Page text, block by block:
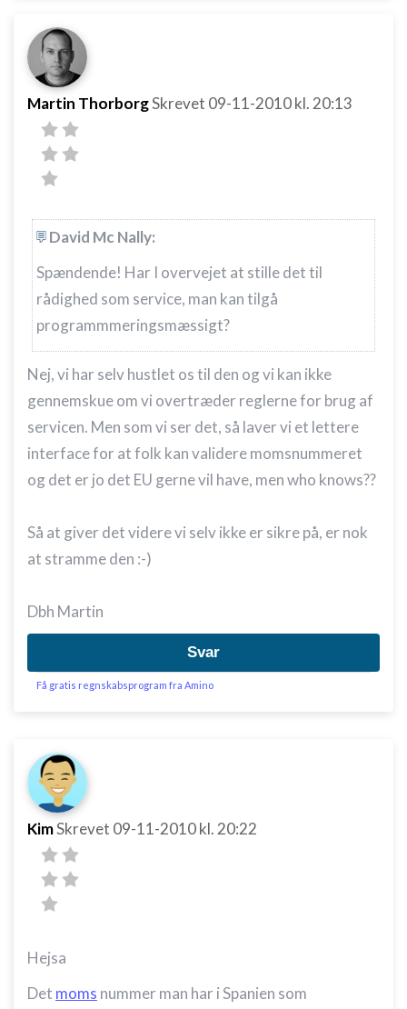
Martin ThorborgSkrevet 09-11-2010kl. 20:13
David Mc Nally:
Spændende! Har I overvejet at stille det til
rådighed som service, man kan tilgå
programmmeringsmæssigt?
Nej, vi har selv hustlet os til den og vi kan ikke
gennemskue om vi overtræder reglerne for brug af
servicen. Men som vi ser det, så laver vi et lettere
interface for at folk kan validere momsnummeret
og det er jo det EU gerne vil have, men who knows??
Så at giver det videre vi selv ikke er sikre på, er nok
at stramme den :-)
Dbh Martin
Svar
Få gratis regnskabsprogram fra Amino
KimSkrevet 09-11-2010kl. 20:22
Hejsa
Det moms nummer man har i Spanien som